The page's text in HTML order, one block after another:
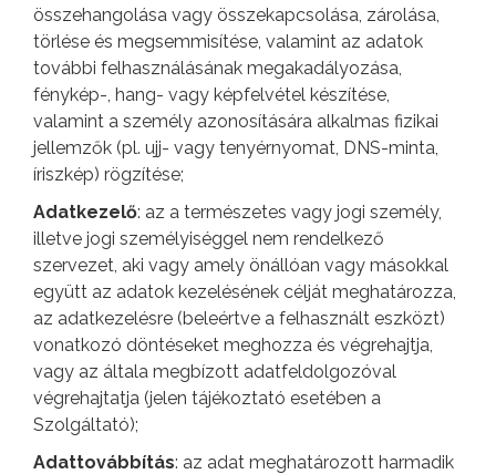
összehangolása vagy összekapcsolása, zárolása,
törlése és megsemmisítése, valamint az adatok
további felhasználásának megakadályozása,
fénykép-, hang- vagy képfelvétel készítése,
valamint a személy azonosítására alkalmas fizikai
jellemzők (pl. ujj- vagy tenyérnyomat, DNS-minta,
íriszkép) rögzítése;
Adatkezelő: az a természetes vagy jogi személy,
illetve jogi személyiséggel nem rendelkező
szervezet, aki vagy amely önállóan vagy másokkal
együtt az adatok kezelésének célját meghatározza,
az adatkezelésre (beleértve a felhasznált eszközt)
vonatkozó döntéseket meghozza és végrehajtja,
vagy az általa megbízott adatfeldolgozóval
végrehajtatja (jelen tájékoztató esetében a
Szolgáltató);
Adattovábbítás: az adat meghatározott harmadik